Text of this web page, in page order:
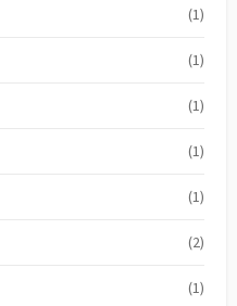
(1)
(1)
(1)
(1)
(1)
(2)
(1)